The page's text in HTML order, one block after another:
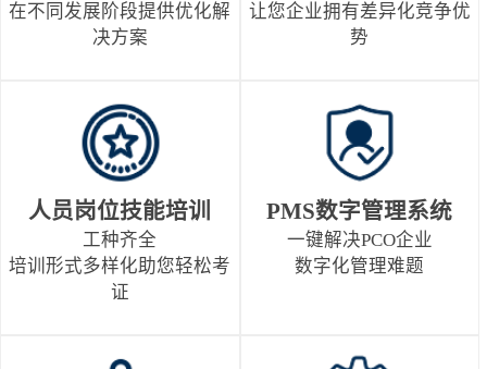
在不同发展阶段提供优化解
决方案
让您企业拥有差异化竞争优
势
人员岗位技能培训
工种齐全
培训形式多样化助您轻松考
证
PMS数字管理系统
一键解决PCO企业
数字化管理难题